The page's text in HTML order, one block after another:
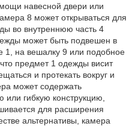
навесной двери или
8 может открываться для
во внутреннюю часть 4
может быть подвешен в
1, на вешалку 9 или подобное
предмет 1 одежды висит
и протекать вокруг и
может содержать
гибкую конструкцию,
для расширения
альтернативы, камера